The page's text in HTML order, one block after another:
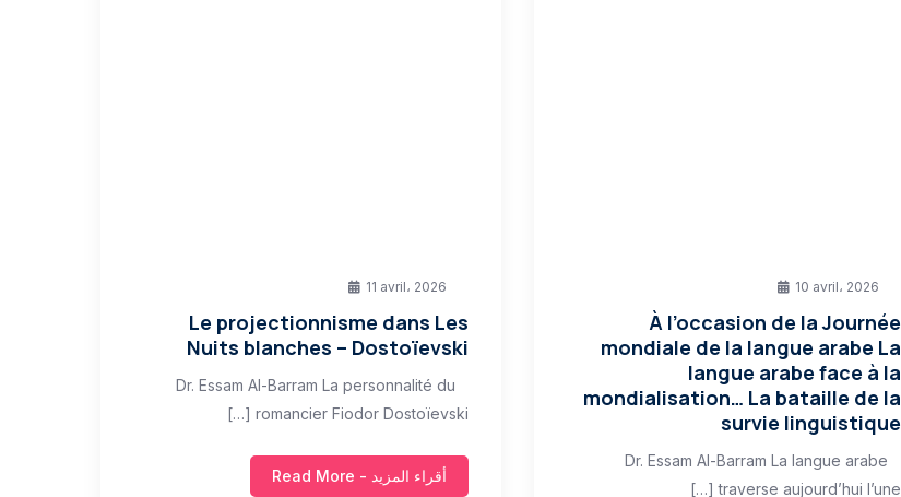
11 avril، 2026
Le projectionnisme dans Les
Nuits blanches – Dostoïevski
Dr. Essam Al-Barram La personnalité du
romancier Fiodor Dostoïevski […]
أقراء المزيد - Read More
10 avril، 2026
À l’occasion de la Journée
mondiale de la langue arabe La
langue arabe face à la
mondialisation… La bataille de la
survie linguistique
Dr. Essam Al-Barram La langue arabe
traverse aujourd’hui l’une […]